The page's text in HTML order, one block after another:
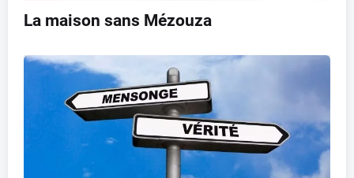
La maison sans Mézouza